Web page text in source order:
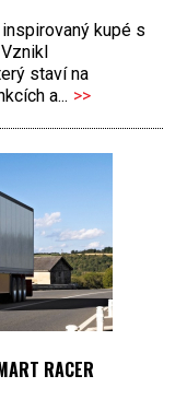
kupé s
staví na
a... >>
RACER